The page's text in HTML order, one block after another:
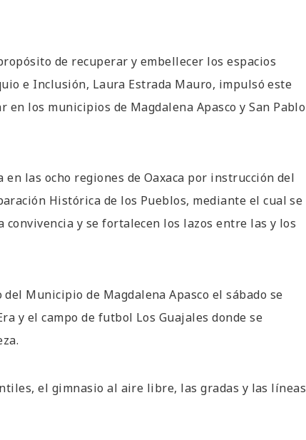
de recuperar y embellecer los espacios
e Inclusión, Laura Estrada Mauro, impulsó este
los municipios de Magdalena Apasco y San Pablo
las ocho regiones de Oaxaca por instrucción del
Histórica de los Pueblos, mediante el cual se
y se fortalecen los lazos entre las y los
Municipio de Magdalena Apasco el sábado se
y el campo de futbol Los Guajales donde se
el gimnasio al aire libre, las gradas y las líneas